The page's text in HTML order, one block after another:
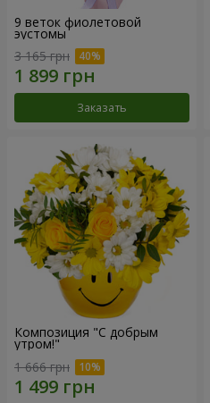
9 веток фиолетовой
эустомы
3 165 грн
Заказать
Композиция "С добрым
утром!"
1 666 грн